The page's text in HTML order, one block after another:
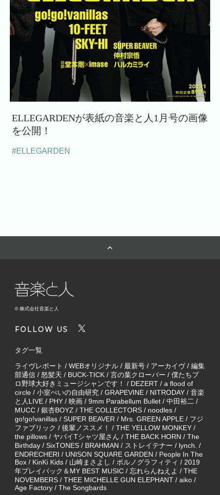
ELLEGARDENが表紙の音楽と人1月号の画像
を公開！
#ELLEGARDEN
© 株式会社音楽と人
FOLLOW US
タグ一覧
ライヴレポート / WEBオリジナル / 最新号 / アーカイヴ/ 編集
部通信 / 怒髪天 / BUCK-TICK / 言の葉クローバー / 僕たちプ
ロ野球大好きミュージシャンです！
/ DEZERT / a flood of
circle / 小室ぺいの自由研究 / GRAPEVINE / NITRODAY / 音楽
と人LIVE / PHY / 映画 / 9mm Parabellum Bullet / 中田裕二 /
MUCC / 銀杏BOYZ / THE COLLECTORS / noodles /
go!go!vanillas / SUPER BEAVER / Mrs. GREEN APPLE / フジ
ファブリック / 後輩ノススメ！ / THE YELLOW MONKEY /
the pillows / ヤバイTシャツ屋さん / THE BACK HORN / The
Birthday / SixTONES / BRAHMAN / ストレイテナー / lynch. /
ENDRECHERI / UNISON SQUARE GARDEN / People In The
Box / KinKi Kids / 山崎まさよし / ポルノグラフィティ / 2019
年プレイバック＆MY BEST MUSIC / 忘れらんねえよ / THE
NOVEMBERS / THEE MICHELLE GUN ELEPHANT / aiko /
Age Factory / The Songbards